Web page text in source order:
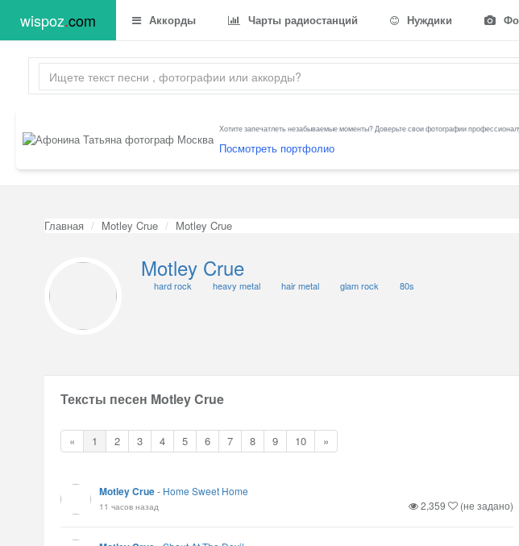
wispoz.com Аккорды Чарты радиостанций Нуждики
Хотите запечатлеть незабываемые моменты? Доверьте свои фотографии
Посмотреть портфолио
Главная Motley Crue Motley Crue
Motley Crue
hard rock heavy metal hair metal glam rock 80s
Тексты песен Motley Crue
« 1 2 3 4 5 6 7 8 9 10 »
Motley Crue- Home Sweet Home
11 часов назад 2,359 (не задано)